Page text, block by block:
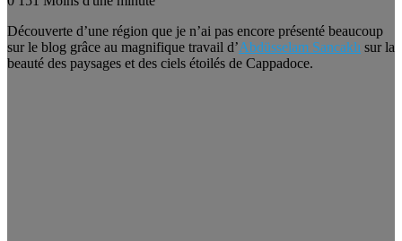
Découverte d’une région que je n’ai pas encore présenté beaucoup
sur le blog grâce au magnifique travail d’Abdüsselam Sancaklı sur la
beauté des paysages et des ciels étoilés de Cappadoce.